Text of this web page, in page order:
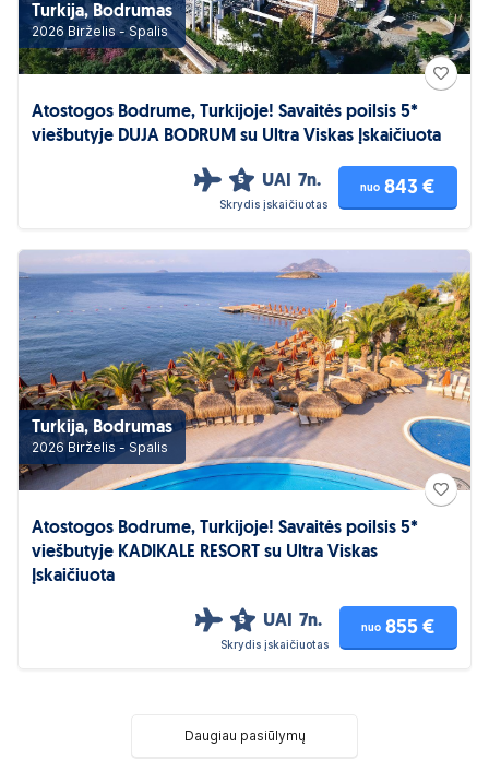
Turkija, Bodrumas
2026 Birželis - Spalis
Atostogos Bodrume, Turkijoje! Savaitės poilsis 5*
viešbutyje DUJA BODRUM su Ultra Viskas Įskaičiuota
5 UAI 7n.
Skrydis įskaičiuotas
nuo 843 €
Turkija, Bodrumas
2026 Birželis - Spalis
Atostogos Bodrume, Turkijoje! Savaitės poilsis 5*
viešbutyje KADIKALE RESORT su Ultra Viskas
Įskaičiuota
5 UAI 7n.
Skrydis įskaičiuotas
nuo 855 €
Daugiau pasiūlymų